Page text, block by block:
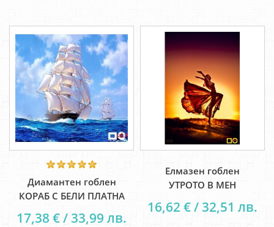
Диамантен гоблен
КОРАБ С БЕЛИ ПЛАТНА
17,38 € / 33,99 лв.
Елмазен гоблен
УТРОТО В МЕН
16,62 € / 32,51 лв.